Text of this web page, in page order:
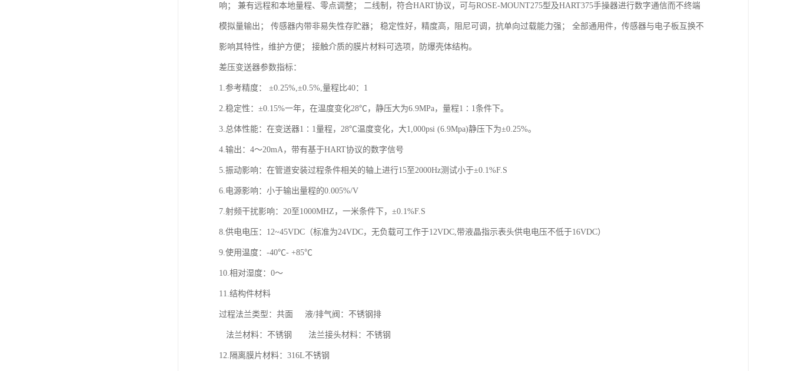
响； 兼有远程和本地量程、零点调整； 二线制，符合HART协议，可与ROSE-MOUNT275型及HART375手操器进行数字通信而不终端
模拟量输出； 传感器内带非易失性存贮器； 稳定性好，精度高，阻尼可调，抗单向过载能力强； 全部通用件，传感器与电子板互换不
影响其特性，维护方便； 接触介质的膜片材料可选项，防爆壳体结构。
差压变送器参数指标：
1.参考精度： ±0.25%,±0.5%,量程比40：1
2.稳定性：±0.15%一年，在温度变化28℃，静压大为6.9MPa，量程1∶1条件下。
3.总体性能：在变送器1∶1量程，28℃温度变化，大1,000psi (6.9Mpa)静压下为±0.25%。
4.输出：4～20mA，带有基于HART协议的数字信号
5.振动影响：在管道安装过程条件相关的轴上进行15至2000Hz测试小于±0.1%F.S
6.电源影响：小于输出量程的0.005%/V
7.射频干扰影响：20至1000MHZ，一米条件下，±0.1%F.S
8.供电电压：12~45VDC（标准为24VDC，无负载可工作于12VDC,带液晶指示表头供电电压不低于16VDC）
9.使用温度：-40℃- +85℃
10.相对湿度：0～
11.结构件材料
过程法兰类型：共面 液/排气阀：不锈钢排
法兰材料：不锈钢 法兰接头材料：不锈钢
12.隔离膜片材料：316L不锈钢